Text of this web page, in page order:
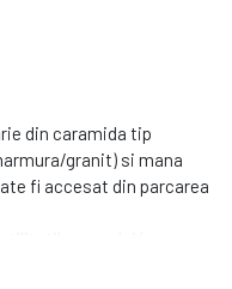
din caramida tip
granit) si mana
fi accesat din parcarea